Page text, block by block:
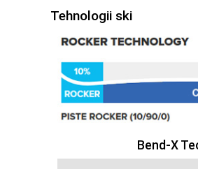
Tehnologii ski
Bend-X